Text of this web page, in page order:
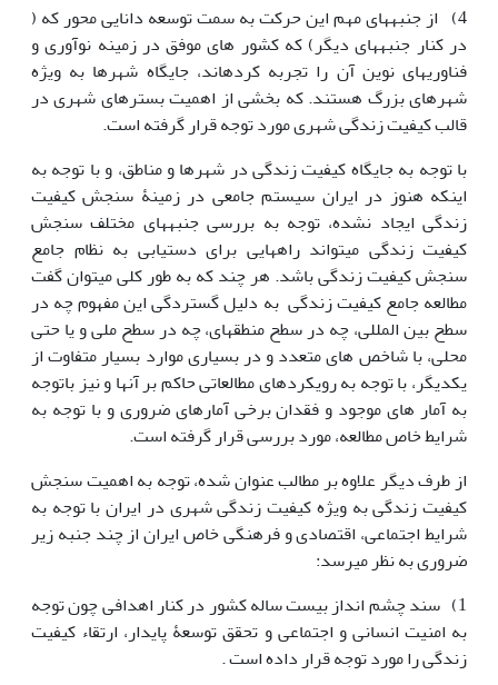
4) از جنبه‏ها‏ی مهم این حرکت به سمت توسعه دانایی محور که (
در کنار جنبه‎های دیگر) که کشور های موفق در زمینه نوآوری و
فناوری‎های نوین آن را تجربه کرده‏اند، جایگاه شهرها به ویژه
شهرهای بزرگ هستند. که بخشی از اهمیت بسترهای شهری در
قالب کیفیت زندگی شهری مورد توجه قرار گرفته است.
با توجه به جایگاه کیفیت زندگی در شهرها و مناطق، و با توجه به
این‎که هنوز در ایران سیستم جامعی در زمینۀ سنجش کیفیت
زندگی ایجاد نشده، توجه به بررسی جنبه‏ها‏ی مختلف سنجش
کیفیت زندگی می‏تواند راه‎هایی برای دستیابی به نظام جامع
سنجش کیفیت زندگی باشد. هر چند که به طور کلی می‎توان گفت
مطالعه جامع کیفیت زندگی به دلیل گستردگی این مفهوم چه در
سطح بین المللی، چه در سطح منطقه‎ای، چه در سطح ملی و یا حتی
محلی، با شاخص های متعدد و در بسیاری موارد بسیار متفاوت از
یکدیگر، با توجه به رویکردهای مطالعاتی حاکم بر آن‏ها‏ و نیز باتوجه
به آمار های موجود و فقدان برخی آمارهای ضروری و با توجه به
شرایط خاص مطالعه، مورد بررسی قرار گرفته است.
از طرف دیگر علاوه بر مطالب عنوان شده، توجه به اهمیت سنجش
کیفیت زندگی به ویژه کیفیت زندگی شهری در ایران با توجه به
شرایط اجتماعی، اقتصادی و فرهنگی خاص ایران از چند جنبه زیر
ضروری به نظر می‎رسد:
1) سند چشم انداز بیست ساله کشور در کنار اهدافی چون توجه
به امنیت انسانی و اجتماعی و تحقق توسعۀ پایدار، ارتقاء کیفیت
زندگی را مورد توجه قرار داده است .